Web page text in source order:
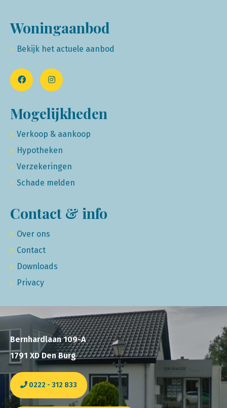
Woningaanbod
Bekijk het actuele aanbod
Mogelijkheden
Verkoop & aankoop
Hypotheken
Verzekeringen
Schade melden
Contact & info
Over ons
Contact
Downloads
Privacy
Bernhardlaan 109-A
1791 XD Den Burg
0222 - 312 833